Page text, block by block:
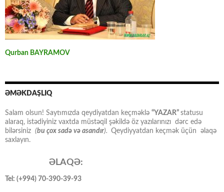
Qurban BAYRAMOV
ƏMƏKDAŞLIQ
Salam olsun! Saytımızda qeydiyatdan keçməklə “YAZAR” statusu
alaraq, istədiyiniz vaxtda müstəqil şəkildə öz yazılarınızı dərc edə
bilərsiniz (bu çox sadə və asandır). Qeydiyyatdan keçmək üçün əlaqə
saxlayın.
ƏLAQƏ:
Tel: (+994) 70-390-39-93